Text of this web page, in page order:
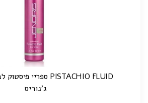
PISTACHIO FLUID ספריי פיסטוק לברק | 150 מ"ל
ג'נוריס